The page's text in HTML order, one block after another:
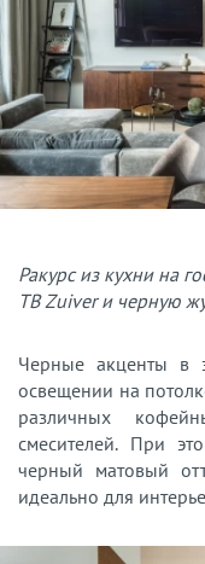
Ракурс из кухни на
ТВ Zuiver и черную
Черные акценты в
освещении на
различных
смесителей. При
черный матовый
идеально для